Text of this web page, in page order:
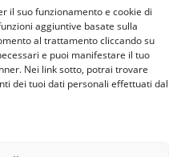
il suo funzionamento e cookie di
aggiuntive basate sulla
al trattamento cliccando su
e puoi manifestare il tuo
Nei link sotto, potrai trovare
dei tuoi dati personali effettuati dal
nel mondo